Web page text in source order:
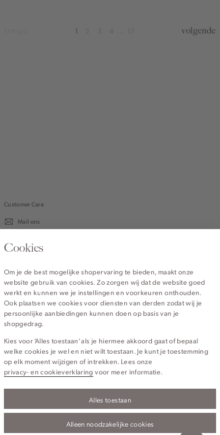
1 volgende
Customer Care
Mail ons
020 - 3412 670
Service
Wij zijn Cotton Club
Topcategorieën voor jou
Privacy- en cookieverklaringAlgemene Voorwaarden
Cookies
Om je de best mogelijke shopervaring te bieden, maakt onze
website gebruik van cookies. Zo zorgen wij dat de website goed
werkt en kunnen we je instellingen en voorkeuren onthouden.
Ook plaatsen we cookies voor diensten van derden zodat wij je
persoonlijke aanbiedingen kunnen doen op basis van je
shopgedrag.
Kies voor 'Alles toestaan' als je hiermee akkoord gaat of bepaal
welke cookies je wel en niet wilt toestaan. Je kunt je toestemming
op elk moment wijzigen of intrekken. Lees onze
privacy- en cookieverklaring voor meer informatie.
Alles toestaan
Alleen noodzakelijke cookies